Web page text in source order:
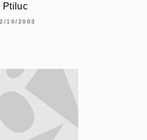
Ptiluc
10/2003